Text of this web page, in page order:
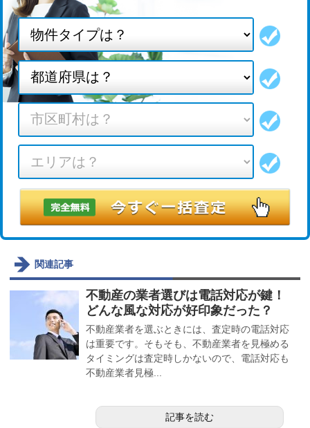
関連記事
不動産の業者選びは電話対応が鍵！
どんな風な対応が好印象だった？
不動産業者を選ぶときには、査定時の電話対応
は重要です。そもそも、不動産業者を見極める
タイミングは査定時しかないので、電話対応も
不動産業者見極...
記事を読む